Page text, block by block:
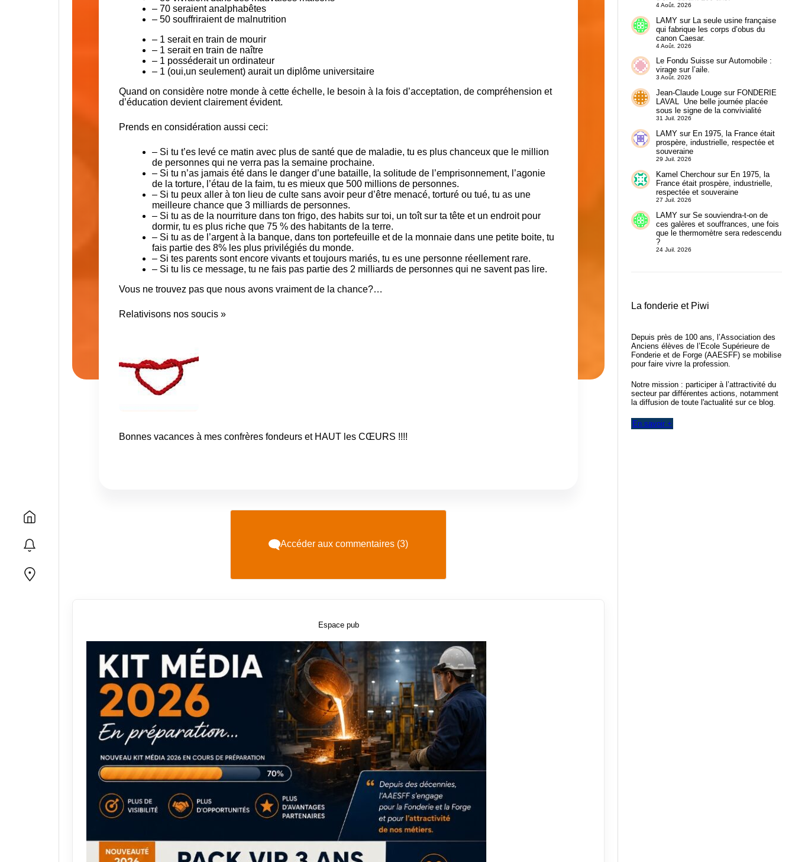
– 70 seraient analphabêtes
– 50 souffriraient de malnutrition
– 1 serait en train de mourir
– 1 serait en train de naître
– 1 posséderait un ordinateur
– 1 (oui,un seulement) aurait un diplôme universitaire
Quand on considère notre monde à cette échelle, le besoin à la fois d’acceptation, de compréhension et
d’éducation devient clairement évident.
Prends en considération aussi ceci:
– Si tu t’es levé ce matin avec plus de santé que de maladie, tu es plus chanceux que le million
de personnes qui ne verra pas la semaine prochaine.
– Si tu n’as jamais été dans le danger d’une bataille, la solitude de l’emprisonnement, l’agonie
de la torture, l’étau de la faim, tu es mieux que 500 millions de personnes.
– Si tu peux aller à ton lieu de culte sans avoir peur d’être menacé, torturé ou tué, tu as une
meilleure chance que 3 milliards de personnes.
– Si tu as de la nourriture dans ton frigo, des habits sur toi, un toît sur ta tête et un endroit pour
dormir, tu es plus riche que 75 % des habitants de la terre.
– Si tu as de l’argent à la banque, dans ton portefeuille et de la monnaie dans une petite boite, tu
fais partie des 8% les plus privilégiés du monde.
– Si tes parents sont encore vivants et toujours mariés, tu es une personne réellement rare.
– Si tu lis ce message, tu ne fais pas partie des 2 milliards de personnes qui ne savent pas lire.
Vous ne trouvez pas que nous avons vraiment de la chance?…
Relativisons nos soucis »
Bonnes vacances à mes confrères fondeurs et HAUT les CŒURS !!!!
Accéder aux commentaires (3)
Espace pub
4 Août. 2026
LAMYsur La seule usine française
qui fabrique les corps d’obus du
canon Caesar.
4 Août. 2026
Le Fondu SuissesurAutomobile :
virage sur l’aile.
3 Août. 2026
Jean-Claude Lougesur FONDERIE
LAVAL Une belle journée placée
sous le signe de la convivialité
31 Juil. 2026
LAMYsur En 1975, la France était
prospère, industrielle, respectée et
souveraine
29 Juil. 2026
Kamel Cherchoursur En 1975, la
France était prospère, industrielle,
respectée et souveraine
27 Juil. 2026
LAMYsur Se souviendra-t-on de
ces galères et souffrances, une fois
que le thermomètre sera redescendu
?
24 Juil. 2026
La fonderie et Piwi
Depuis près de 100 ans, l’Association des
Anciens élèves de l’Ecole Supérieure de
Fonderie et de Forge (AAESFF) se mobilise
pour faire vivre la profession.
Notre mission : participer à l’attractivité du
secteur par différentes actions, notamment
la diffusion de toute l'actualité sur ce blog.
En savoir +